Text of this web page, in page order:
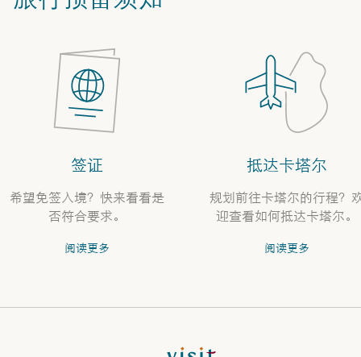
签证
希望免签入境？快来看看是
否符合要求。
阅读更多
抵达卡塔尔
规划前往卡塔尔的行程？
迎查看如何抵达卡塔尔。
阅读更多